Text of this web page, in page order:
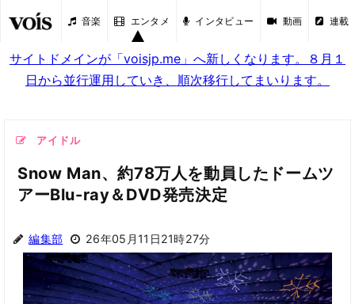
音楽 エンタメ インタビュー 動画 連載
サイトドメインが「voisjp.me」へ新しくなります。８月１
日から並行運用していき、順次移行してまいります。
アイドル
Snow Man、約78万人を動員したドームツ
アーBlu-ray＆DVD発売決定
編集部 26年05月11日21時27分